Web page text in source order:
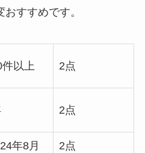
すすめです。
以上 2点
2点
年8月 2点